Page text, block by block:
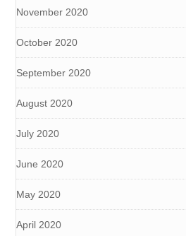
November 2020
October 2020
September 2020
August 2020
July 2020
June 2020
May 2020
April 2020